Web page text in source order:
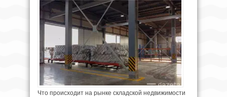
Что происходит на рынке складской недвижимости